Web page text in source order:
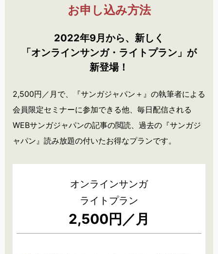
お申し込み方法
2022年9月から、新しく
「オンラインサンガ・ ライトプラン」が
新登場！
2,500円／月で、『サンガジャパン＋』の執筆者による
会員限定セミナーに参加できる他、毎日配信される
WEBサンガジャパンの記事の閲読、過去の『サンガジ
ャパン』読み放題の付いたお得なプランです。
オンラインサンガ
ライトプラン
2,500円／月